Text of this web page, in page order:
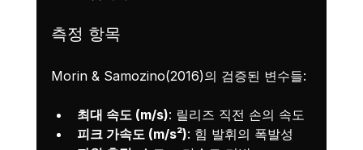
측정 항목
Morin & Samozino(2016)의 검증된 변수들:
최대 속도 (m/s): 릴리즈 직전 손의 속도
피크 가속도 (m/s²): 힘 발휘의 폭발성